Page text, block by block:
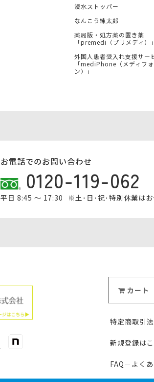
浸水ストッパー
なんこう練太郎
薬局版・処方薬の置き薬
「premedi（プリメディ）」
外国人患者受入れ支援サー
「mediPhone（メディフォ
ン）」
お電話でのお問い合わせ
0120-119-062
平日 8:45 ～ 17:30 ※土･日･祝･特別休業は
カート
特定商取引
新規登録は
FAQ－よく